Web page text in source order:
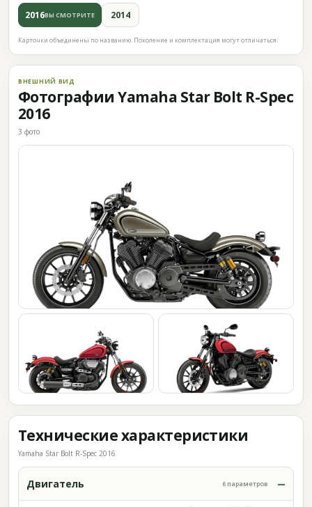
2016ВЫ СМОТРИТЕ 2014
Карточки объединены по названию. Поколение и комплектация могут отличаться.
ВНЕШНИЙ ВИД
Фотографии Yamaha Star Bolt R-Spec
2016
3 фото
Технические характеристики
Yamaha Star Bolt R-Spec 2016
Двигатель 6 параметров